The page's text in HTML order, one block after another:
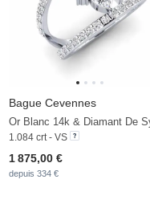
Bague Cevennes
1.084 crt - VS
1 875,00 €
depuis 334 €